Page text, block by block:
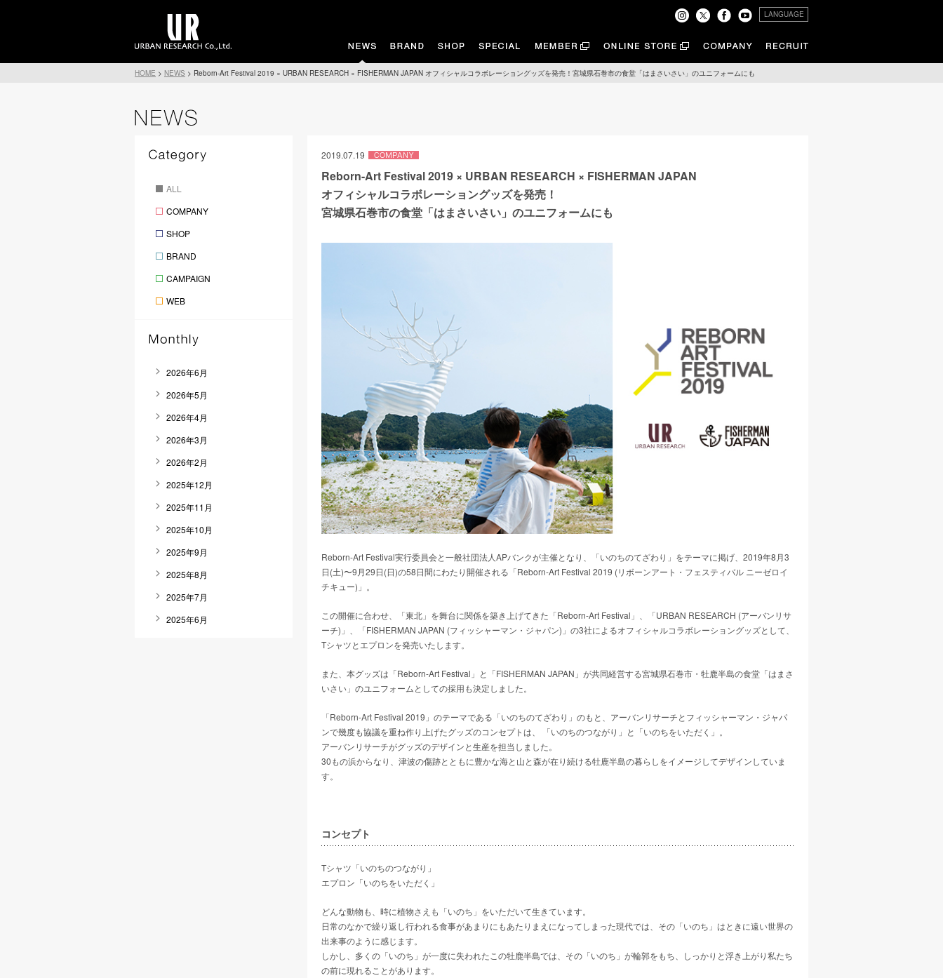
LANGUAGE
HOME > NEWS > Reborn-Art Festival 2019 × URBAN RESEARCH × FISHERMAN JAPAN オフィシャルコラボレーショングッズを発売！宮城県石巻市の食堂「はまさいさい」のユニフォームにも
2019.07.19
Reborn-Art Festival 2019 × URBAN RESEARCH × FISHERMAN JAPAN
オフィシャルコラボレーショングッズを発売！
宮城県石巻市の食堂「はまさいさい」のユニフォームにも
Reborn-Art Festival実行委員会と一般社団法人APバンクが主催となり、「いのちのてざわり」をテーマに掲げ、2019年8月3
日(土)〜9月29日(日)の58日間にわたり開催される「Reborn-Art Festival 2019 (リボーンアート・フェスティバル ニーゼロイ
チキュー)」。
この開催に合わせ、「東北」を舞台に関係を築き上げてきた「Reborn-Art Festival」、「URBAN RESEARCH (アーバンリサ
ーチ)」、「FISHERMAN JAPAN (フィッシャーマン・ジャパン)」の3社によるオフィシャルコラボレーショングッズとして、
Tシャツとエプロンを発売いたします。
また、本グッズは「Reborn-Art Festival」と「FISHERMAN JAPAN」が共同経営する宮城県石巻市・牡鹿半島の食堂「はまさ
いさい」のユニフォームとしての採用も決定しました。
「Reborn-Art Festival 2019」のテーマである「いのちのてざわり」のもと、アーバンリサーチとフィッシャーマン・ジャパ
ンで幾度も協議を重ね作り上げたグッズのコンセプトは、 「いのちのつながり」と「いのちをいただく」。
アーバンリサーチがグッズのデザインと生産を担当しました。
30もの浜からなり、津波の傷跡とともに豊かな海と山と森が在り続ける牡鹿半島の暮らしをイメージしてデザインしていま
す。
コンセプト
Tシャツ「いのちのつながり」
エプロン「いのちをいただく」
どんな動物も、時に植物さえも「いのち」をいただいて生きています。
日常のなかで繰り返し行われる食事があまりにもあたりまえになってしまった現代では、その「いのち」はときに遠い世界の
出来事のように感じます。
しかし、多くの「いのち」が一度に失われたこの牡鹿半島では、その「いのち」が輪郭をもち、しっかりと浮き上がり私たち
の前に現れることがあります。
ALL
COMPANY
SHOP
BRAND
CAMPAIGN
WEB
2026年6月
2026年5月
2026年4月
2026年3月
2026年2月
2025年12月
2025年11月
2025年10月
2025年9月
2025年8月
2025年7月
2025年6月